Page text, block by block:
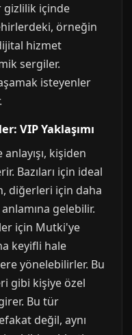
gizlilik içinde
örneğin
hizmet
sergiler.
isteyenler
VIP Yaklaşımı
kişiden
Bazıları için ideal
diğerleri için daha
gelebilir.
için Mutki'ye
keyifli hale
yönelebilirler. Bu
gibi kişiye özel
Bu tür
değil, aynı